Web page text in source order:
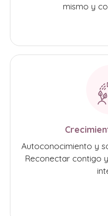
mismo y
Autoconocimiento y
Reconectar contigo